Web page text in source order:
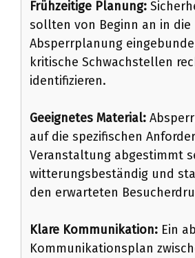
Frühzeitige Planung:
sollten von Beginn an in die
Absperrplanung
kritische Schwachstellen
identifizieren.
Geeignetes Material:
auf die spezifischen
Veranstaltung abgestimmt
witterungsbeständig und
den erwarteten
Klare Kommunikation: Ein
Kommunikationsplan